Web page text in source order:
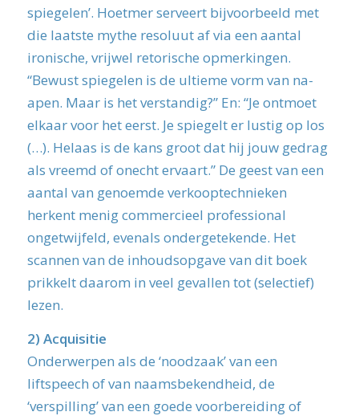
spiegelen’. Hoetmer serveert bijvoorbeeld met
die laatste mythe resoluut af via een aantal
ironische, vrijwel retorische opmerkingen.
“Bewust spiegelen is de ultieme vorm van na-
apen. Maar is het verstandig?” En: “Je ontmoet
elkaar voor het eerst. Je spiegelt er lustig op los
(…). Helaas is de kans groot dat hij jouw gedrag
als vreemd of onecht ervaart.” De geest van een
aantal van genoemde verkooptechnieken
herkent menig commercieel professional
ongetwijfeld, evenals ondergetekende. Het
scannen van de inhoudsopgave van dit boek
prikkelt daarom in veel gevallen tot (selectief)
lezen.
2) Acquisitie
Onderwerpen als de ‘noodzaak’ van een
liftspeech of van naamsbekendheid, de
‘verspilling’ van een goede voorbereiding of